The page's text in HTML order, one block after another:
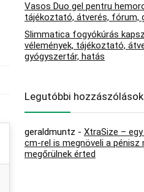
Vasos Duo gel pentru
tájékoztató, átverés, fórum,
Slimmatica fogyókúrás
vélemények, tájékoztató,
gyógyszertár, hatás
Legutóbbi hozzászólások
geraldmuntz - XtraSize –
cm-rel is megnöveli a pénisz
megőrülnek érted